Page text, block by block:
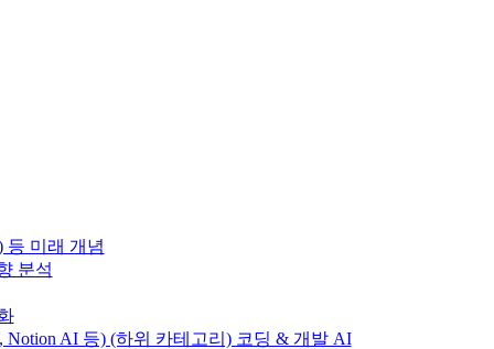
등 미래 개념
분석
Notion AI 등) (하위 카테고리) 코딩 & 개발 AI